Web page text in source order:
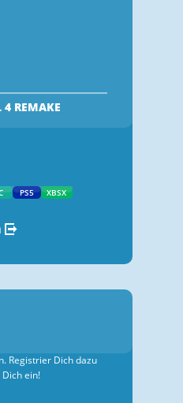
4 REMAKE
PS5 XBSX
Registrier Dich dazu
ein!